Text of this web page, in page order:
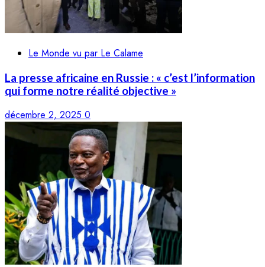
Le Monde vu par Le Calame
La presse africaine en Russie : « c’est l’information
qui forme notre réalité objective »
décembre 2, 2025 0